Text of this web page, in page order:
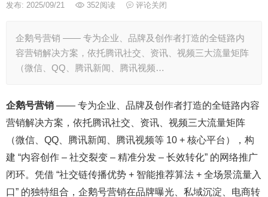
发布: 2025/09/21 352阅读 评论关闭
企鹅号营销 —— 专为企业、品牌及创作者打造的全链路内
容营销解决方案，依托腾讯社交、资讯、视频三大流量矩阵
（微信、QQ、腾讯新闻、腾讯视频…
企鹅号营销 —— 专为企业、品牌及创作者打造的全链路内容
营销解决方案，依托腾讯社交、资讯、视频三大流量矩阵
（微信、QQ、腾讯新闻、腾讯视频等 10 + 核心平台），构
建 “内容创作 – 社交裂变 – 精准分发 – 长效转化” 的网络推广
闭环。凭借 “社交链传播优势 + 智能推荐算法 + 全场景流量入
口” 的独特组合，企鹅号营销在品牌曝光、私域沉淀、电商转